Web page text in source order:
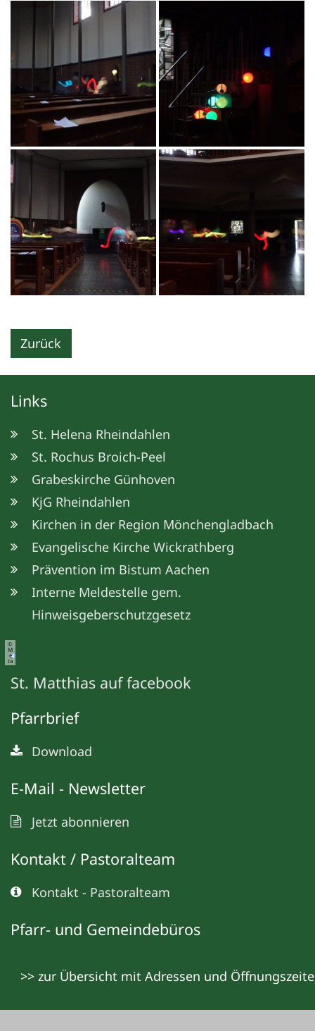
Zurück
Links
St. Helena Rheindahlen
St. Rochus Broich-Peel
Grabeskirche Günhoven
KjG Rheindahlen
Kirchen in der Region Mönchengladbach
Evangelische Kirche Wickrathberg
Prävention im Bistum Aachen
Interne Meldestelle gem.
Hinweisgeberschutzgesetz
©
M
e
ta
St. Matthias auf facebook
Pfarrbrief
Download
E-Mail - Newsletter
Jetzt abonnieren
Kontakt / Pastoralteam
Kontakt - Pastoralteam
Pfarr- und Gemeindebüros
>> zur Übersicht mit Adressen und